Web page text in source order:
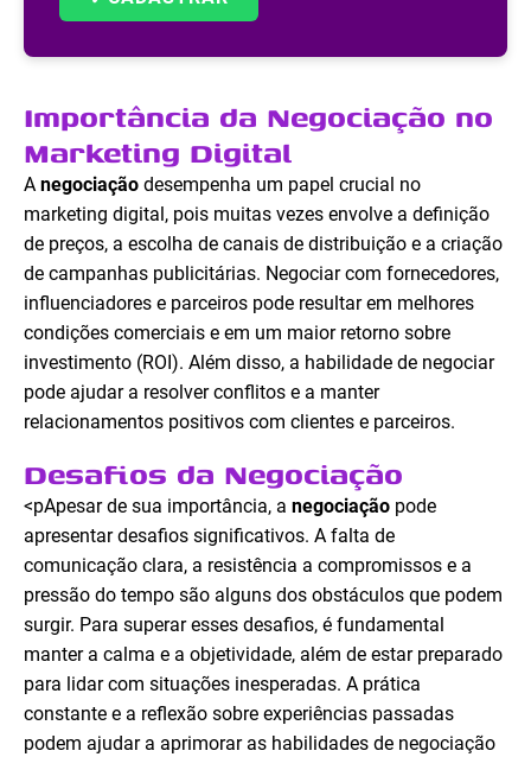
Importância da Negociação no
Marketing Digital
A negociação desempenha um papel crucial no
marketing digital, pois muitas vezes envolve a definição
de preços, a escolha de canais de distribuição e a criação
de campanhas publicitárias. Negociar com fornecedores,
influenciadores e parceiros pode resultar em melhores
condições comerciais e em um maior retorno sobre
investimento (ROI). Além disso, a habilidade de negociar
pode ajudar a resolver conflitos e a manter
relacionamentos positivos com clientes e parceiros.
Desafios da Negociação
<pApesar de sua importância, a negociação pode
apresentar desafios significativos. A falta de
comunicação clara, a resistência a compromissos e a
pressão do tempo são alguns dos obstáculos que podem
surgir. Para superar esses desafios, é fundamental
manter a calma e a objetividade, além de estar preparado
para lidar com situações inesperadas. A prática
constante e a reflexão sobre experiências passadas
podem ajudar a aprimorar as habilidades de negociação